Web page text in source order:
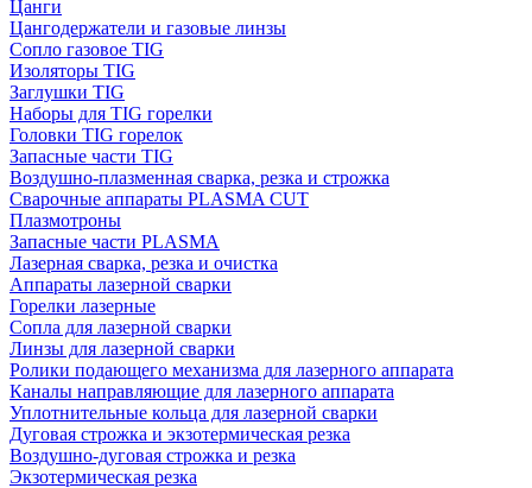
Цанги
Цангодержатели и газовые линзы
Сопло газовое TIG
Изоляторы TIG
Заглушки TIG
Наборы для TIG горелки
Головки TIG горелок
Запасные части TIG
Воздушно-плазменная сварка, резка и строжка
Сварочные аппараты PLASMA CUT
Плазмотроны
Запасные части PLASMA
Лазерная сварка, резка и очистка
Аппараты лазерной сварки
Горелки лазерные
Сопла для лазерной сварки
Линзы для лазерной сварки
Ролики подающего механизма для лазерного аппарата
Каналы направляющие для лазерного аппарата
Уплотнительные кольца для лазерной сварки
Дуговая строжка и экзотермическая резка
Воздушно-дуговая строжка и резка
Экзотермическая резка